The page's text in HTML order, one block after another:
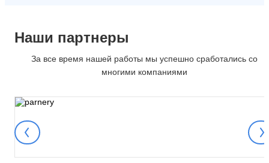
Наши партнеры
За все время нашей работы мы успешно сработались со
многими компаниями